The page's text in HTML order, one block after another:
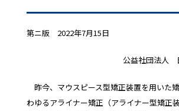
第ニ版 2022年7月15日
公益社団法人
昨今、マウスピース型矯正装置を用いた
わゆるアライナー矯正（アライナー型矯正